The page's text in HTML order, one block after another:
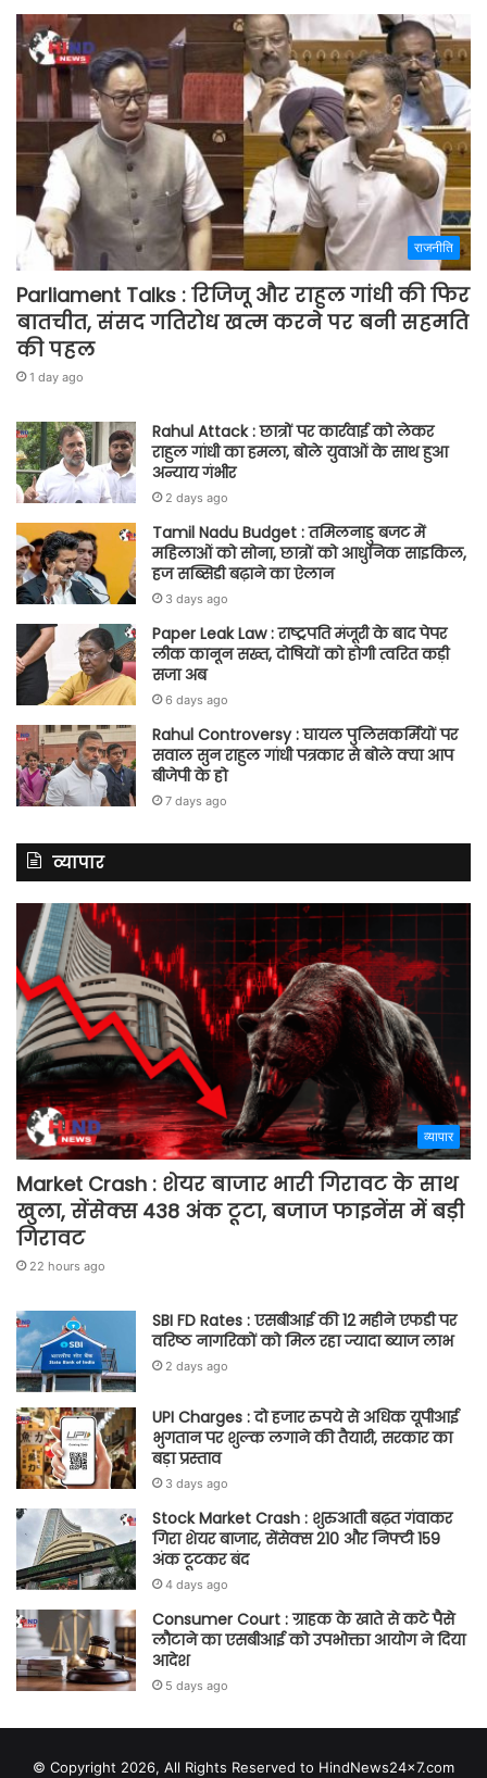
राजनीति
Parliament Talks : रिजिजू और राहुल गांधी की फिर
बातचीत, संसद गतिरोध खत्म करने पर बनी सहमति
की पहल
1 day ago
Rahul Attack : छात्रों पर कार्रवाई को लेकर
राहुल गांधी का हमला, बोले युवाओं के साथ हुआ
अन्याय गंभीर
2 days ago
Tamil Nadu Budget : तमिलनाडु बजट में
महिलाओं को सोना, छात्रों को आधुनिक साइकिल,
हज सब्सिडी बढ़ाने का ऐलान
3 days ago
Paper Leak Law : राष्ट्रपति मंजूरी के बाद पेपर
लीक कानून सख्त, दोषियों को होगी त्वरित कड़ी
सजा अब
6 days ago
Rahul Controversy : घायल पुलिसकर्मियों पर
सवाल सुन राहुल गांधी पत्रकार से बोले क्या आप
बीजेपी के हो
7 days ago
व्यापार
व्यापार
Market Crash : शेयर बाजार भारी गिरावट के साथ
खुला, सेंसेक्स 438 अंक टूटा, बजाज फाइनेंस में बड़ी
गिरावट
22 hours ago
SBI FD Rates : एसबीआई की 12 महीने एफडी पर
वरिष्ठ नागरिकों को मिल रहा ज्यादा ब्याज लाभ
2 days ago
UPI Charges : दो हजार रुपये से अधिक यूपीआई
भुगतान पर शुल्क लगाने की तैयारी, सरकार का
बड़ा प्रस्ताव
3 days ago
Stock Market Crash : शुरुआती बढ़त गंवाकर
गिरा शेयर बाजार, सेंसेक्स 210 और निफ्टी 159
अंक टूटकर बंद
4 days ago
Consumer Court : ग्राहक के खाते से कटे पैसे
लौटाने का एसबीआई को उपभोक्ता आयोग ने दिया
आदेश
5 days ago
© Copyright 2026, All Rights Reserved to HindNews24x7.com